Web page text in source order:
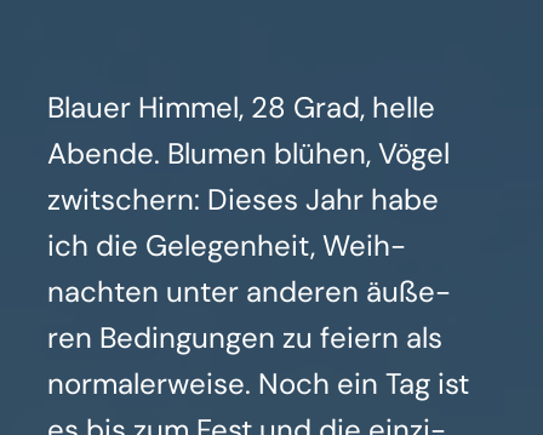
Blau­er Him­mel, 28 Grad, hel­le
Aben­de. Blu­men blü­hen, Vögel
zwit­schern: Die­ses Jahr habe
ich die Gele­gen­heit, Weih­
nach­ten unter ande­ren äuße­
ren Bedin­gun­gen zu fei­ern als
nor­ma­ler­wei­se. Noch ein Tag ist